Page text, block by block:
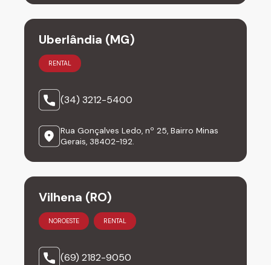
Uberlândia (MG)
RENTAL
(34) 3212-5400
Rua Gonçalves Ledo, nº 25, Bairro Minas
Gerais, 38402-192.
Vilhena (RO)
NOROESTE RENTAL
(69) 2182-9050